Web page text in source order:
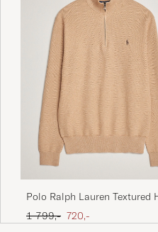
Polo Ralph Lauren Textured
Zip Camel Melange
Ordinary pris
1 799,- Nedsat pris
720,-